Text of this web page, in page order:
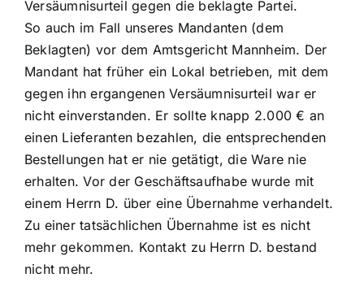
Versäumnisurteil gegen die beklagte Partei.
So auch im Fall unseres Mandanten (dem
Beklagten) vor dem Amtsgericht Mannheim. Der
Mandant hat früher ein Lokal betrieben, mit dem
gegen ihn ergangenen Versäumnisurteil war er
nicht einverstanden. Er sollte knapp 2.000 € an
einen Lieferanten bezahlen, die entsprechenden
Bestellungen hat er nie getätigt, die Ware nie
erhalten. Vor der Geschäftsaufhabe wurde mit
einem Herrn D. über eine Übernahme verhandelt.
Zu einer tatsächlichen Übernahme ist es nicht
mehr gekommen. Kontakt zu Herrn D. bestand
nicht mehr.